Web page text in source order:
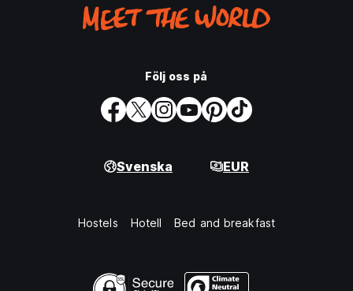
Följ oss på
Svenska EUR
Hostels Hotell Bed and breakfast